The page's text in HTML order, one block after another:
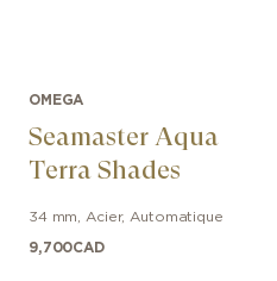
OMEGA
Seamaster Aqua
Terra Shades
34 mm Acier, Automatique
9,700CAD